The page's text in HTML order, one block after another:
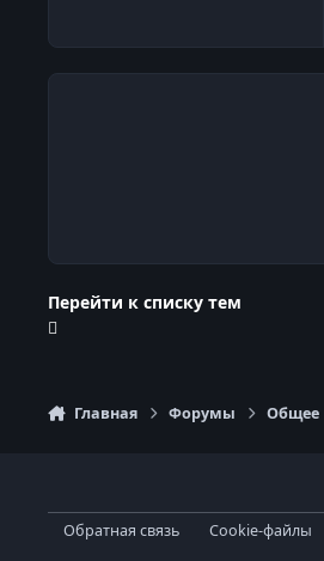
Перейти к списку тем
Главная Форумы Общее
Обратная связь Cookie-файлы